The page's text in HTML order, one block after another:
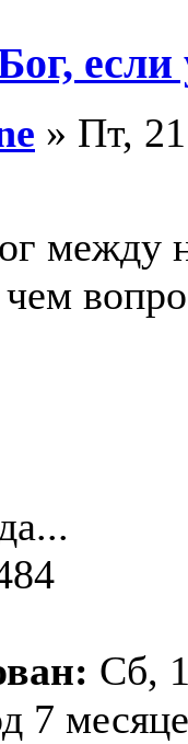
» Пт,
между
Сб,
7